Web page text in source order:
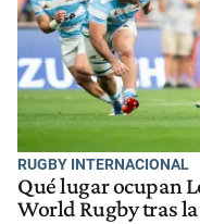
RUGBY INTERNACIONAL
Qué lugar ocupan
World Rugby tras